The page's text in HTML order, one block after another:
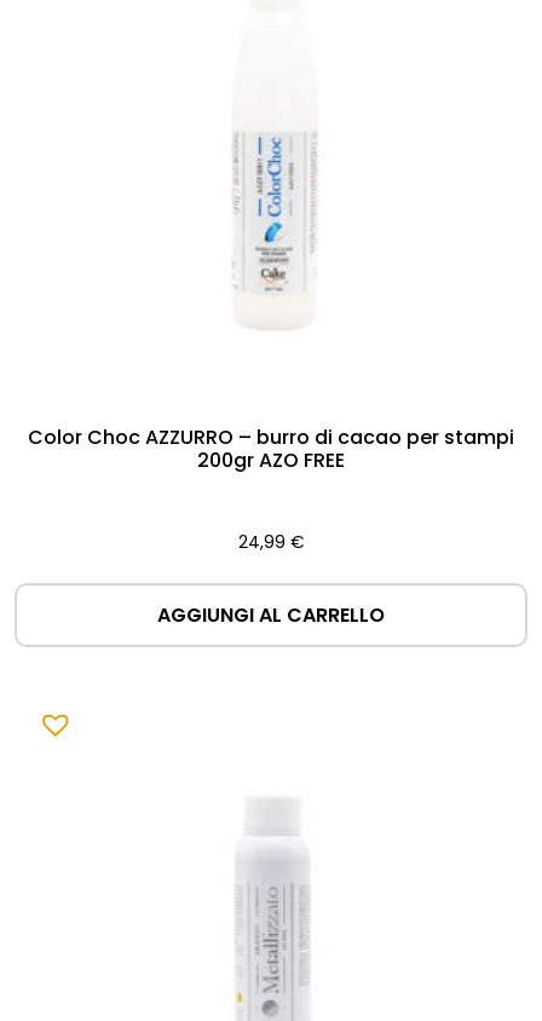
Color Choc AZZURRO – burro di cacao per stampi
200gr AZO FREE
24,99 €
AGGIUNGI AL CARRELLO